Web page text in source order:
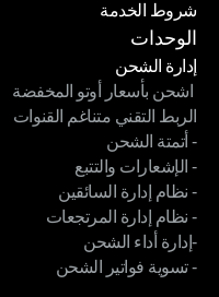
سياسة الخصوصية
شروط الخدمة
شروط الخدمة
الوحدات
إدارة الشحن
إدارة الشحن
اشحن بأسعار أوتو المخفضة
اشحن بأسعار أوتو المخفضة
الربط التقني متناغم القنوات
الربط التقني متناغم القنوات
- أتمتة الشحن
- أتمتة الشحن
- الإشعارات والتتبع
- الإشعارات والتتبع
- نظام إدارة السائقين
- نظام إدارة السائقين
- نظام إدارة المرتجعات
- نظام إدارة المرتجعات
-إدارة أداء الشحن
-إدارة أداء الشحن
- تسوية فواتير الشحن